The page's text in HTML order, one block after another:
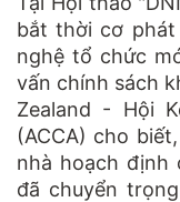
bắt thời cơ phát
nghệ tổ chức
vấn chính sách
Zealand - Hội
(ACCA) cho
nhà hoạch định
đã chuyển